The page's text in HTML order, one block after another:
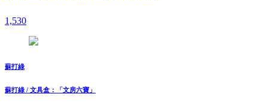
1,530
蘇打綠
蘇打綠 / 文具盒：「文房六寶」